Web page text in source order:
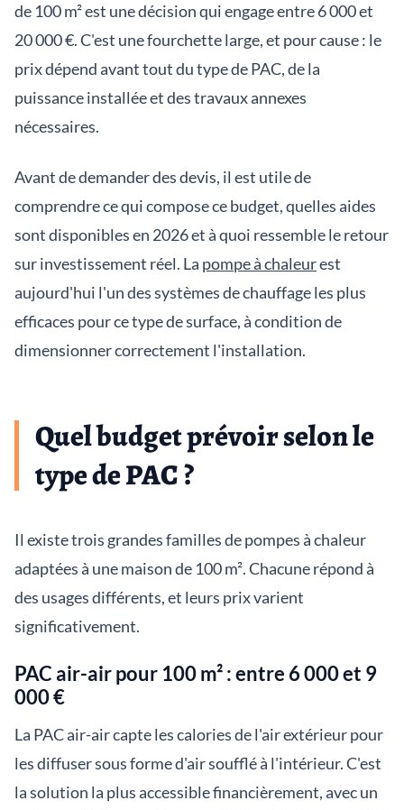
de 100 m² est une décision qui engage entre 6 000 et
20 000 €. C'est une fourchette large, et pour cause : le
prix dépend avant tout du type de PAC, de la
puissance installée et des travaux annexes
nécessaires.
Avant de demander des devis, il est utile de
comprendre ce qui compose ce budget, quelles aides
sont disponibles en 2026 et à quoi ressemble le retour
sur investissement réel. La pompe à chaleurest
aujourd'hui l'un des systèmes de chauffage les plus
efficaces pour ce type de surface, à condition de
dimensionner correctement l'installation.
Quel budget prévoir selon le
type de PAC ?
Il existe trois grandes familles de pompes à chaleur
adaptées à une maison de 100 m². Chacune répond à
des usages différents, et leurs prix varient
significativement.
PAC air-air pour 100 m² : entre 6 000 et 9
000 €
La PAC air-air capte les calories de l'air extérieur pour
les diffuser sous forme d'air soufflé à l'intérieur. C'est
la solution la plus accessible financièrement, avec un